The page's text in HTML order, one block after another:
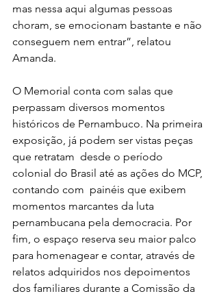
mas nessa aqui algumas pessoas
choram, se emocionam bastante e não
conseguem nem entrar”, relatou
Amanda.
O Memorial conta com salas que
perpassam diversos momentos
históricos de Pernambuco. Na primeira
exposição, já podem ser vistas peças
que retratam  desde o período
colonial do Brasil até as ações do MCP,
contando com  painéis que exibem
momentos marcantes da luta
pernambucana pela democracia. Por
fim, o espaço reserva seu maior palco
para homenagear e contar, através de
relatos adquiridos nos depoimentos
dos familiares durante a Comissão da